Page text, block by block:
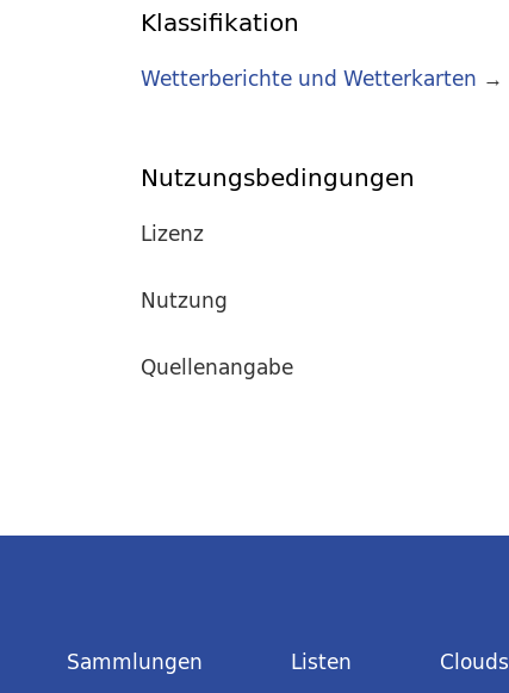
Klassifikation
Wetterberichte und Wetterkarten →
Nutzungsbedingungen
Lizenz
Nutzung
Quellenangabe
Sammlungen Listen Clouds